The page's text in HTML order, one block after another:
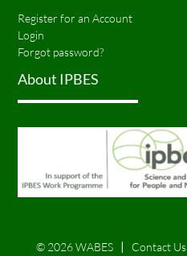
Register for an Account
Login
Forgot password?
About IPBES
© 2026 WABES Contact Us